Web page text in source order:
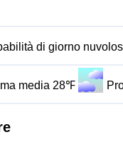
di giorno
media 28℉